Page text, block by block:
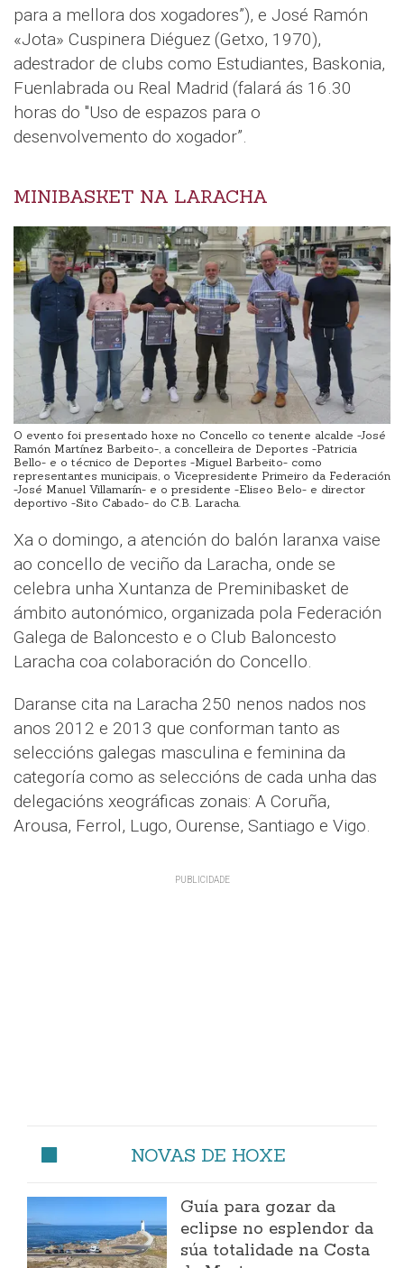
para a mellora dos xogadores”), e José Ramón
«Jota» Cuspinera Diéguez (Getxo, 1970),
adestrador de clubs como Estudiantes, Baskonia,
Fuenlabrada ou Real Madrid (falará ás 16.30
horas do "Uso de espazos para o
desenvolvemento do xogador”.
MINIBASKET NA LARACHA
O evento foi presentado hoxe no Concello co tenente alcalde -José
Ramón Martínez Barbeito-, a concelleira de Deportes -Patricia
Bello- e o técnico de Deportes -Miguel Barbeito- como
representantes municipais, o Vicepresidente Primeiro da Federación
-José Manuel Villamarín- e o presidente -Eliseo Belo- e director
deportivo -Sito Cabado- do C.B. Laracha.
Xa o domingo, a atención do balón laranxa vaise
ao concello de veciño da Laracha, onde se
celebra unha Xuntanza de Preminibasket de
ámbito autonómico, organizada pola Federación
Galega de Baloncesto e o Club Baloncesto
Laracha coa colaboración do Concello.
Daranse cita na Laracha 250 nenos nados nos
anos 2012 e 2013 que conforman tanto as
seleccións galegas masculina e feminina da
categoría como as seleccións de cada unha das
delegacións xeográficas zonais: A Coruña,
Arousa, Ferrol, Lugo, Ourense, Santiago e Vigo.
NOVAS DE HOXE
Guía para gozar da
eclipse no esplendor da
súa totalidade na Costa